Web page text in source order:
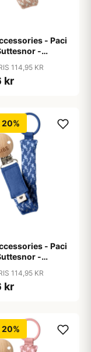
- Paci
-
114,95 KR
kr
20%
- Paci
-
114,95 KR
kr
20%